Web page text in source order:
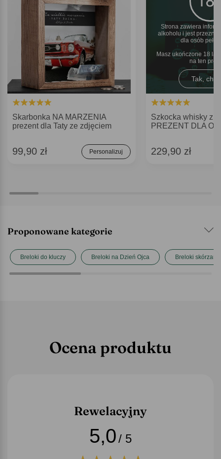
Skarbonka NA MARZENIA
prezent dla Taty ze zdjęciem
99,90 zł Personalizuj
Strona zawiera
alkoholu i jest
dla osób
Masz ukończone 18 lat
na ten
Tak,
Szkocka whisky z
PREZENT DLA
229,90 zł
Proponowane kategorie
Breloki do kluczy Breloki na Dzień Ojca Breloki skórzane
Ocena produktu
Rewelacyjny
5,0/ 5